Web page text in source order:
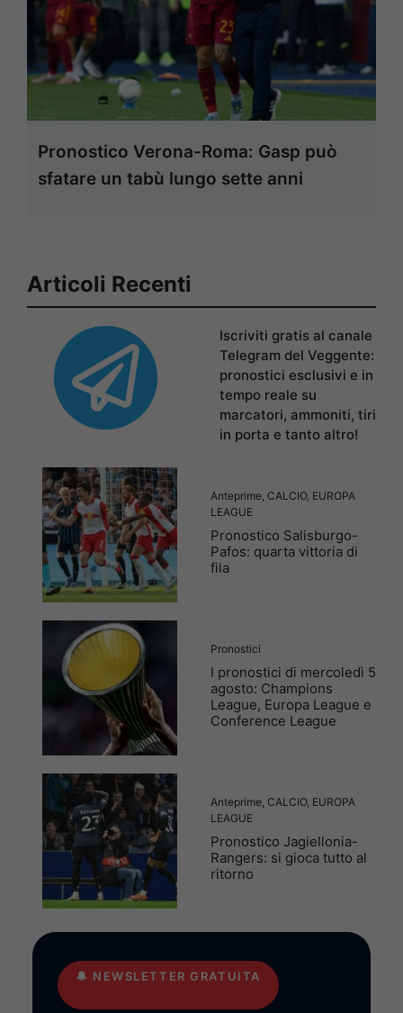
Pronostico Verona-Roma: Gasp può
sfatare un tabù lungo sette anni
Articoli Recenti
Iscriviti gratis al canale
Telegram del Veggente:
pronostici esclusivi e in
tempo reale su
marcatori, ammoniti, tiri
in porta e tanto altro!
Anteprime, CALCIO, EUROPA
LEAGUE
Pronostico Salisburgo-
Pafos: quarta vittoria di
fila
Pronostici
I pronostici di mercoledì 5
agosto: Champions
League, Europa League e
Conference League
Anteprime, CALCIO, EUROPA
LEAGUE
Pronostico Jagiellonia-
Rangers: si gioca tutto al
ritorno
🔔 NEWSLETTER GRATUITA